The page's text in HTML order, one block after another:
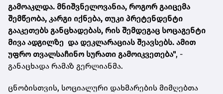
გამოაკლდა. მნიშვნელოვანია, როგორ გაიცემა
შემწეობა, კარგი იქნება, თუკი პრეტენდენტი
გააკეთებს განცხადებას, რის შემდეგაც სოცაგენტი
მივა ადგილზე და დეკლარაციას შეავსებს. ამით
უფრო თვალსაჩინო სურათი გამოიკვეთება", -
განაცხადა რამაზ გერლიანმა.
ცნობისთვის, სოციალური დახმარების მიმღებთა